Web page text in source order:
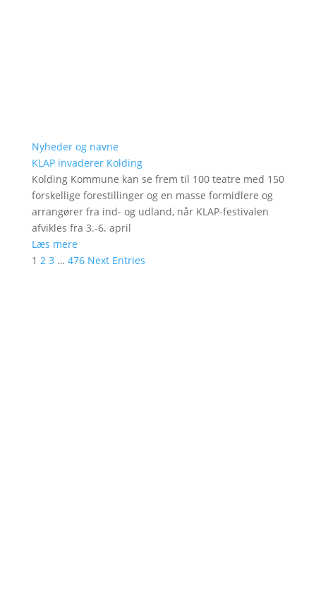
Nyheder og navne
KLAP invaderer Kolding
Kolding Kommune kan se frem til 100 teatre med 150
forskellige forestillinger og en masse formidlere og
arrangører fra ind- og udland, når KLAP-festivalen
afvikles fra 3.-6. april
Læs mere
1 2 3 … 476 Next Entries